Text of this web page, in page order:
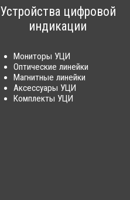
Устройства цифровой
индикации
Мониторы УЦИ
Оптические линейки
Магнитные линейки
Аксессуары УЦИ
Комплекты УЦИ